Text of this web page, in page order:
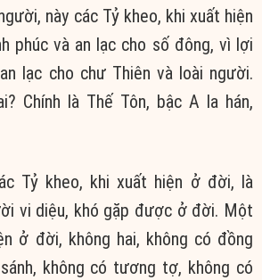
này các Tỷ kheo, khi xuất hiện
phúc và an lạc cho số đông, vì lợi
lạc cho chư Thiên và loài người.
Chính là Thế Tôn, bậc A la hán,
Tỷ kheo, khi xuất hiện ở đời, là
vi diệu, khó gặp được ở đời. Một
ở đời, không hai, không có đồng
không có tương tợ, không có